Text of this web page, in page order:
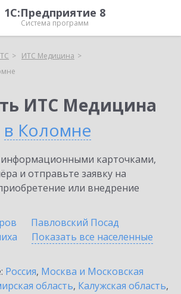
1С:Предприятие 8
Система программ
ИТС Медицина
ИТС Медицина
в Коломне
информационными карточками,
и отправьте заявку на
или внедрение
Павловский Посад
Показать все населенные
Россия, Москва и Московская
область, Калужская область,